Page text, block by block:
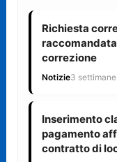
Richiesta
correzione
Notizie3
Inserimento
pagamento
contratto di